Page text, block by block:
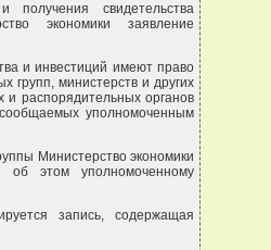
свидетельства
экономики заявление
и инвестиций имеют право
групп, министерств и других
и распорядительных органов
уполномоченным
Министерство экономики
этом уполномоченному
запись, содержащая